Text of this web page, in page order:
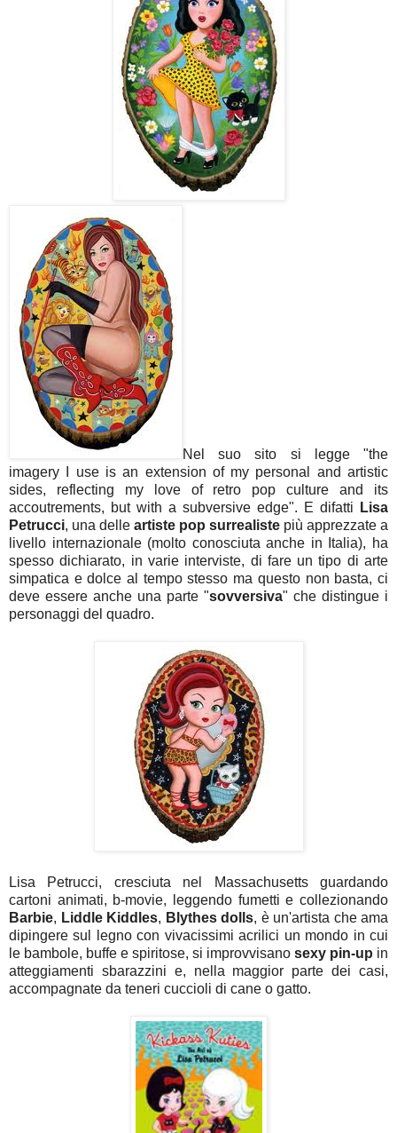
Nel suo sito si legge "the
imagery I use is an extension of my personal and artistic
sides, reflecting my love of retro pop culture and its
accoutrements, but with a subversive edge". E difatti
Lisa
Petrucci, una delle artiste pop surrealiste più apprezzate a
livello internazionale (molto conosciuta anche in Italia), ha
spesso dichiarato, in varie interviste, di fare un tipo di arte
simpatica e dolce al tempo stesso ma questo non basta, ci
deve essere anche una parte "sovversiva" che distingue i
personaggi del quadro.
Lisa Petrucci, cresciuta nel Massachusetts guardando
cartoni animati, b-movie, leggendo fumetti e collezionando
Barbie, Liddle Kiddles, Blythes dolls, è un'artista che ama
dipingere sul legno con vivacissimi acrilici un mondo in cui
le bambole, buffe e spiritose, si improvvisano sexy pin-up in
atteggiamenti sbarazzini e, nella maggior parte dei casi,
accompagnate da teneri cuccioli di cane o gatto.